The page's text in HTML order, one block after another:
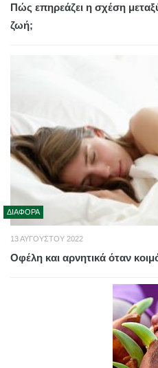
Πώς επηρεάζει η σχέση
ζωή;
ΔΙΆΦΟΡΑ
13 ΑΥΓΟΎΣΤΟΥ 2022
Οφέλη και αρνητικά όταν